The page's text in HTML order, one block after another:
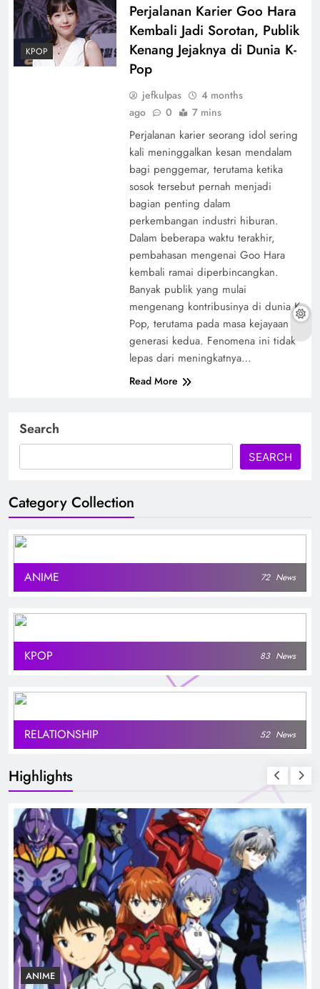
KPOP
Perjalanan Karier Goo Hara
Kembali Jadi Sorotan, Publik
Kenang Jejaknya di Dunia K-
Pop
jefkulpas
4 months
ago
0 7 mins
Perjalanan karier seorang idol sering
kali meninggalkan kesan mendalam
bagi penggemar, terutama ketika
sosok tersebut pernah menjadi
bagian penting dalam
perkembangan industri hiburan.
Dalam beberapa waktu terakhir,
pembahasan mengenai Goo Hara
kembali ramai diperbincangkan.
Banyak publik yang mulai
mengenang kontribusinya di dunia K-
Pop, terutama pada masa kejayaan
generasi kedua. Fenomena ini tidak
lepas dari meningkatnya…
Read More
Search
SEARCH
Category Collection
ANIME 72 News
KPOP 83 News
RELATIONSHIP 52 News
Highlights
ANIME